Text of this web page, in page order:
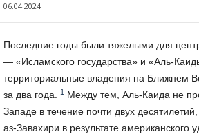
06.04.2024
Последние годы были тяжелыми для
— «Исламского государства» и «Аль-
территориальные владения на Ближнем
за два года.
1Между тем, Аль-Каида не
Западе в течение почти двух
аз-Завахири в результате